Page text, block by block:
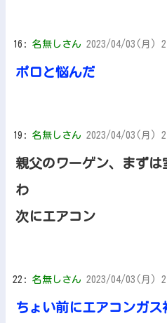
16: 名無しさん 2023/04/03(月)
ポロと悩んだ
19: 名無しさん 2023/04/03(月)
親父のワーゲン、まず
わ
次にエアコン
22: 名無しさん 2023/04/03(月)
ちょい前にエアコンガ